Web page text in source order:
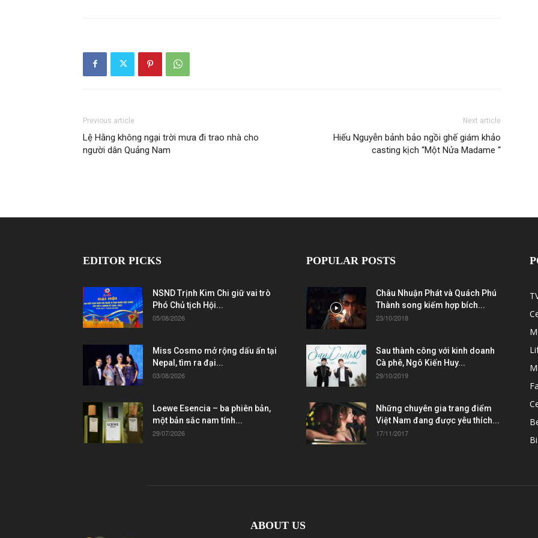
Previous article
Lệ Hằng không ngại trời mưa đi trao nhà cho
người dân Quảng Nam
Next article
Hiếu Nguyễn bảnh bảo ngồi ghế giám khảo
casting kịch “Một Nửa Madame “
EDITOR PICKS
NSND Trịnh Kim Chi giữ vai trò
Phó Chủ tịch Hội...
05/08/2026
Miss Cosmo mở rộng dấu ấn tại
Nepal, tìm ra đại...
03/08/2026
Loewe Esencia – ba phiên bản,
một bản sắc nam tính...
29/07/2026
POPULAR POSTS
Châu Nhuận Phát và Quách Phú
Thành song kiếm hợp bích...
23/10/2018
Sau thành công với kinh doanh
Cà phê, Ngô Kiến Huy...
29/10/2019
Những chuyên gia trang điểm
Việt Nam đang được yêu thích...
17/11/2017
ABOUT US